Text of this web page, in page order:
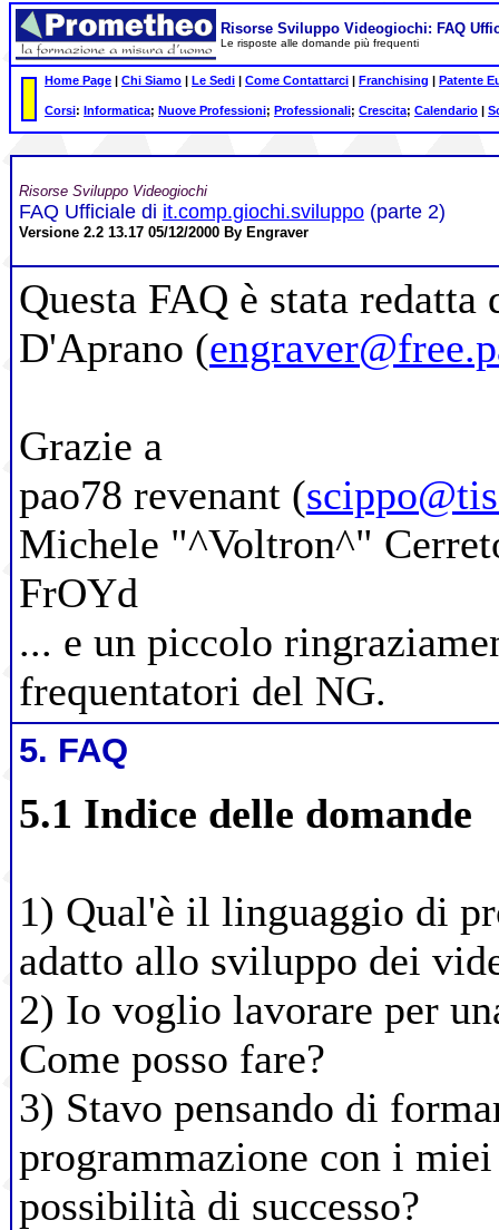
Risorse Sviluppo Videogiochi: FAQ
Le risposte alle domande più frequenti
Home Page | Chi Siamo | Le Sedi | Come Contattarci | Franchising | Patente
Corsi: Informatica; Nuove Professioni; Professionali; Crescita; Calendario |
Risorse Sviluppo Videogiochi
FAQ Ufficiale di it.comp.giochi.sviluppo (parte 2)
Versione 2.2 13.17 05/12/2000 By Engraver
Questa FAQ è stata
D'Aprano (
Grazie a
pao78 revenant (
Michele "^Voltron^"
FrOYd
... e un piccolo
frequentatori del NG.
5. FAQ
5.1 Indice delle domande
1) Qual'è il linguaggio di
adatto allo sviluppo dei
2) Io voglio lavorare per
Come posso fare?
3) Stavo pensando di
programmazione con i
possibilità di successo?